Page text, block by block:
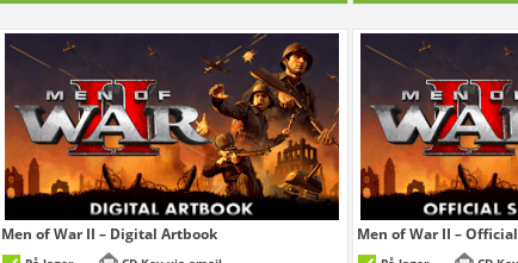
Men of War II – Digital Artbook Men of War II –